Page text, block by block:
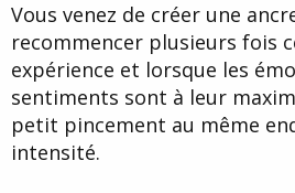
Vous venez de créer une
recommencer plusieurs fois
expérience et lorsque les
sentiments sont à leur
petit pincement au même
intensité.